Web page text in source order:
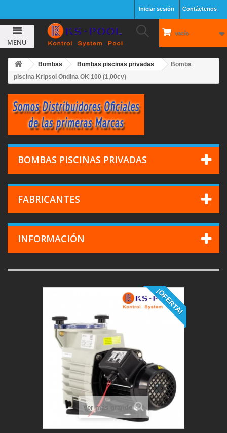
Contáctenos
Iniciar sesión
vacío
MENU
Bombas Bombas piscinas privadas
Bomba
piscina Kripsol Ondina OK 100 (1,00cv)
BOMBAS PISCINAS PRIVADAS
FABRICANTES
INFORMACIÓN
¡OFERTA!
Ver más grande